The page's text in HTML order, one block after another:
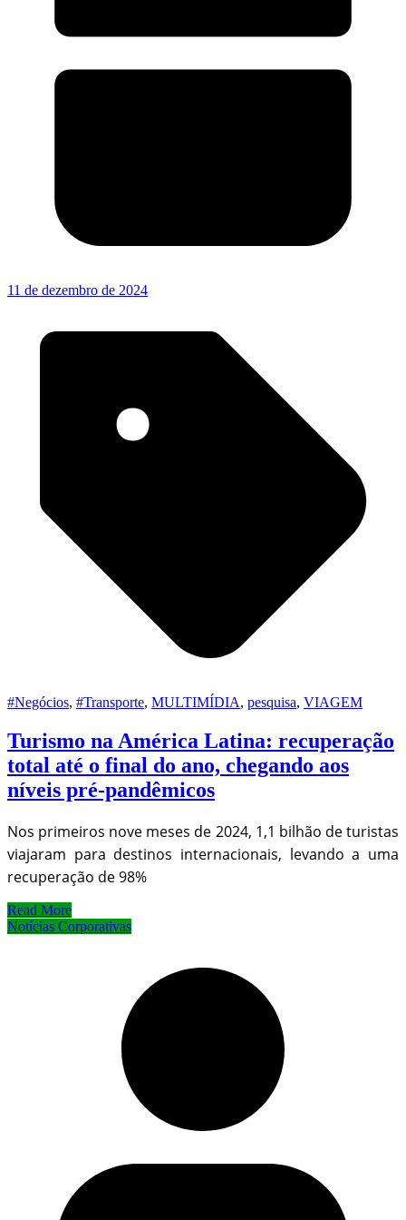
11 de dezembro de 2024
#Negócios, #Transporte, MULTIMÍDIA, pesquisa, VIAGEM
Turismo na América Latina: recuperação
total até o final do ano, chegando aos
níveis pré-pandêmicos
Nos primeiros nove meses de 2024, 1,1 bilhão de turistas
viajaram para destinos internacionais, levando a uma
recuperação de 98%
Read More
Notícias Corporativas